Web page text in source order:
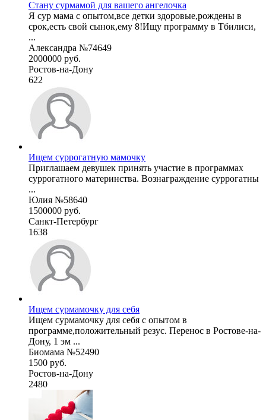
Стану сурмамой для вашего ангелочка
Я сур мама с опытом,все детки здоровые,рождены в
срок,есть свой сынок,ему 8!Ищу программу в Тбилиси,
...
Александра №74649
2000000 руб.
Ростов-на-Дону
622
Ищем суррогатную мамочку
Приглашаем девушек принять участие в программах
суррогатного материнства. Вознаграждение суррогатны
...
Юлия №58640
1500000 руб.
Санкт-Петербург
1638
Ищем сурмамочку для себя
Ищем сурмамочку для себя с опытом в
программе,положительный резус. Перенос в Ростове-на-
Дону, 1 эм ...
Биомама №52490
1500 руб.
Ростов-на-Дону
2480